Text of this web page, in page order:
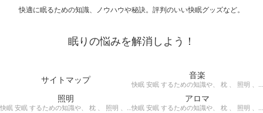
快適に眠るための知識、ノウハウや秘訣。評判のいい快眠グッズなど。
眠りの悩みを解消しよう！
サイトマップ 音楽
快眠 安眠 するための知識や、 枕 、 照明 、 アロマ など、おすすめの グッズ を紹介。 快眠 安眠 のための 音楽 CD の紹介です。 ヒーリングCD リラクゼーションCD インストゥルメンタルCD オルゴールCD ヘミシンクCD α波音楽 など。
照明
快眠 安眠 するための知識や、 枕 、 照明 、 アロマ など、おすすめの グッズ などを紹介。 快眠 安眠 のための 照明 フロアライト テーブルライト デスクライト スタンドライト など。
アロマ
快眠 安眠 するための知識や、 枕 、 照明 、 アロマ など、おすすめの グッズ などを紹介。 エッセンシャルオイル をはじめ、 アロマオイル を利用した アロマランプ 、 アロマディフューザー 、 アロマスプレー などの紹介です。